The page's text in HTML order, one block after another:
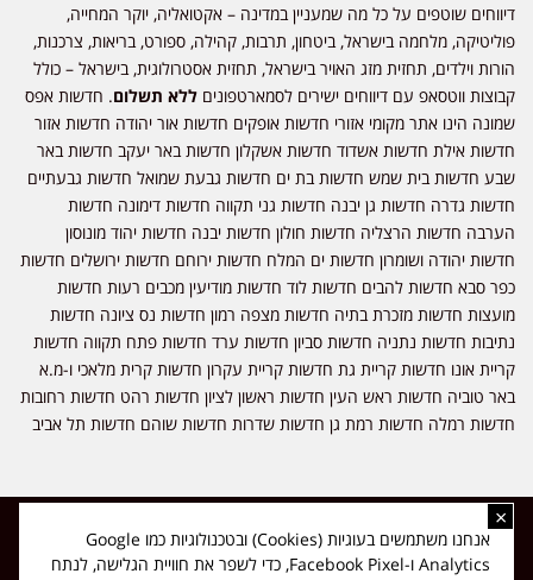
דיווחים שוטפים על כל מה שמעניין במדינה – אקטואליה, יוקר המחייה,
פוליטיקה, מלחמה בישראל, ביטחון, תרבות, קהילה, ספורט, בריאות, צרכנות,
הורות וילדים, תחזית מזג האויר בישראל, תחזית אסטרולוגית, בישראל – כולל
קבוצות ווטסאפ עם דיווחים ישירים לסמארטפונים ללא תשלום. חדשות אפס
שמונה הינו אתר מקומי אזורי חדשות אופקים חדשות אור יהודה חדשות אזור
חדשות אילת חדשות אשדוד חדשות אשקלון חדשות באר יעקב חדשות באר
שבע חדשות בית שמש חדשות בת ים חדשות גבעת שמואל חדשות גבעתיים
חדשות גדרה חדשות גן יבנה חדשות גני תקווה חדשות דימונה חדשות
הערבה חדשות הרצליה חדשות חולון חדשות יבנה חדשות יהוד מונוסון
חדשות יהודה ושומרון חדשות ים המלח חדשות ירוחם חדשות ירושלים חדשות
כפר סבא חדשות להבים חדשות לוד חדשות מודיעין מכבים רעות חדשות
מועצות חדשות מזכרת בתיה חדשות מצפה רמון חדשות נס ציונה חדשות
נתיבות חדשות נתניה חדשות סביון חדשות ערד חדשות פתח תקווה חדשות
קריית אונו חדשות קריית גת חדשות קריית עקרון חדשות קרית מלאכי ו-מ.א
באר טוביה חדשות ראש העין חדשות ראשון לציון חדשות רהט חדשות רחובות
חדשות רמלה חדשות רמת גן חדשות שדרות חדשות שוהם חדשות תל אביב
כל הזכויות שמורות ל-ליזה ללוצאשווילי - חדשות אפס שמונה - דיווחים בזמן
אמת, נוסד בשנת 2019 | טל' לפרסומים 054-9759222 מייל מערכת
news08.net@gmail.com
×
אנחנו משתמשים בעוגיות (Cookies) ובטכנולוגיות כמו Google
Analytics ו-Facebook Pixel, כדי לשפר את חוויית הגלישה, לנתח